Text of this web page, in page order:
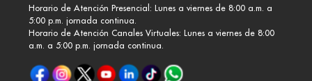
Horario de Atención Presencial: Lunes a viernes de 8:00 a.m. a
5:00 p.m. jornada continua.
Horario de Atención Canales Virtuales: Lunes a viernes de 8:00
a.m. a 5:00 p.m. jornada continua.